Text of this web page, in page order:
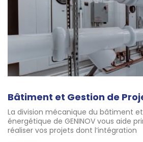
Bâtiment et Gestion de
La division mécanique du bâtiment
énergétique de GENINOV vous aide
réaliser vos projets dont l’intégration